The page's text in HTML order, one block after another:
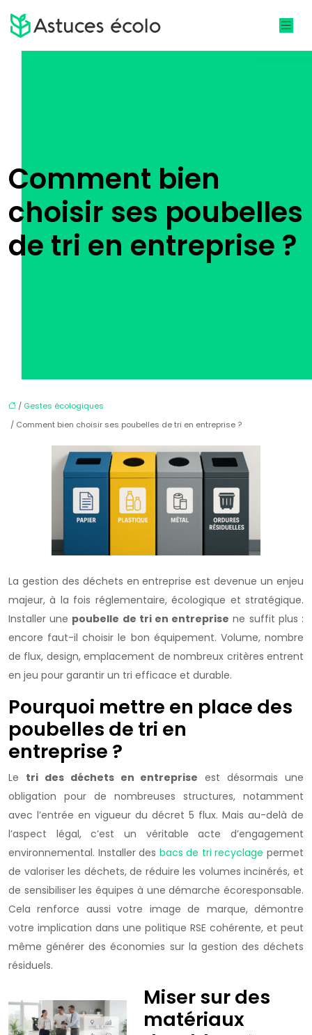
Comment bien
choisir ses poubelles
de tri en entreprise ?
/ Gestes écologiques
/ Comment bien choisir ses poubelles de tri en entreprise ?
La gestion des déchets en entreprise est devenue un enjeu
majeur, à la fois réglementaire, écologique et stratégique.
Installer une poubelle de tri en entreprise ne suffit plus :
encore faut-il choisir le bon équipement. Volume, nombre
de flux, design, emplacement de nombreux critères entrent
en jeu pour garantir un tri efficace et durable.
Pourquoi mettre en place des
poubelles de tri en
entreprise ?
Le tri des déchets en entreprise est désormais une
obligation pour de nombreuses structures, notamment
avec l’entrée en vigueur du décret 5 flux. Mais au-delà de
l’aspect légal, c’est un véritable acte d’engagement
environnemental. Installer des bacs de tri recyclage permet
de valoriser les déchets, de réduire les volumes incinérés, et
de sensibiliser les équipes à une démarche écoresponsable.
Cela renforce aussi votre image de marque, démontre
votre implication dans une politique RSE cohérente, et peut
même générer des économies sur la gestion des déchets
résiduels.
Miser sur des
matériaux